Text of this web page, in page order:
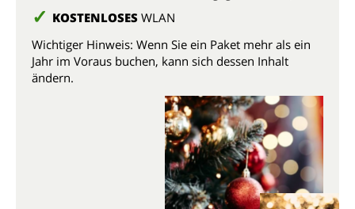
KOSTENLOSES WLAN
Wichtiger Hinweis: Wenn Sie ein Paket mehr als ein
Jahr im Voraus buchen, kann sich dessen Inhalt
ändern.